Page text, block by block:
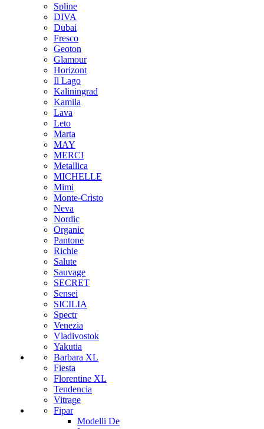
Spline
DIVA
Dubai
Fresco
Geoton
Glamour
Horizont
Il Lago
Kaliningrad
Kamila
Lava
Leto
Marta
MAY
MERCI
Metallica
MICHELLE
Mimi
Monte-Cristo
Neva
Nordic
Organic
Pantone
Richie
Salute
Sauvage
SECRET
Sensei
SICILIA
Spectr
Venezia
Vladivostok
Yakutia
Barbara XL
Fiesta
Florentine XL
Tendencia
Vitrage
Fipar
Modelli De